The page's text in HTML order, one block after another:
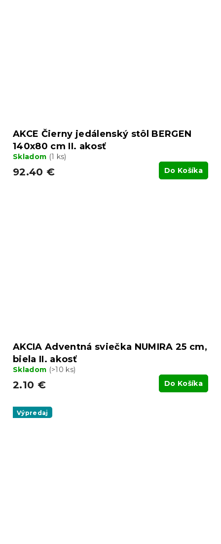
AKCE Čierny jedálenský stôl BERGEN
140x80 cm II. akosť
Skladom (1 ks)
92.40 € Do Košíka
AKCIA Adventná sviečka NUMIRA 25 cm,
biela II. akosť
Skladom (>10 ks)
2.10 € Do Košíka
Výpredaj